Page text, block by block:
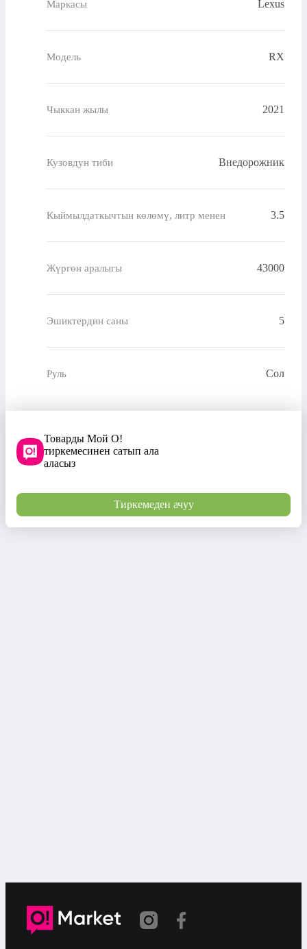
Маркасы Lexus
Модель RX
Чыккан жылы 2021
Кузовдун тиби Внедорожник
Кыймылдаткычтын көлөмү, литр менен 3.5
Жүргөн аралыгы 43000
Эшиктердин саны 5
Руль Сол
Товарды Мой О!
тиркемесинен сатып ала
аласыз
Тиркемеден ачуу